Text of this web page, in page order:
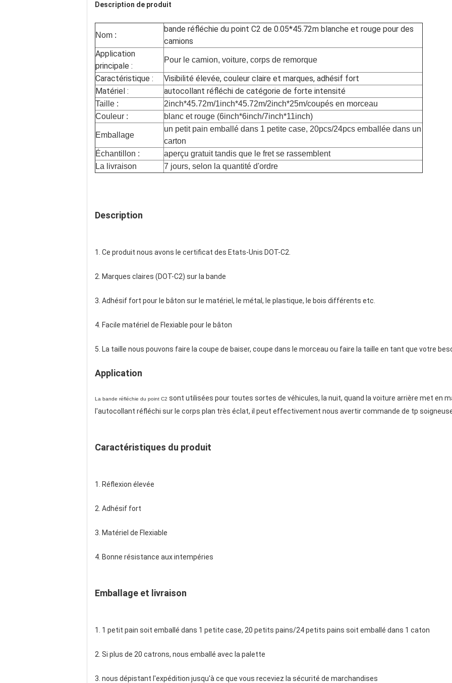
Description de produit
Nom :
bande réfléchie du point C2 de 0.05*45.72m blanche et rouge pour des
camions
Application
principale :
Pour le camion, voiture, corps de remorque
Caractéristique :
Visibilité élevée, couleur claire et marques, adhésif fort
Matériel :
autocollant réfléchi de catégorie de forte intensité
Taille :
2inch*45.72m/1inch*45.72m/2inch*25m/coupés en morceau
Couleur :
blanc et rouge (6inch*6inch/7inch*11inch)
Emballage
un petit pain emballé dans 1 petite case, 20pcs/24pcs emballée dans un
carton
Échantillon :
aperçu gratuit tandis que le fret se rassemblent
La livraison
7 jours, selon la quantité d'ordre
Description
1. Ce produit nous avons le certificat des Etats-Unis DOT-C2.
2. Marques claires (DOT-C2) sur la bande
3. Adhésif fort pour le bâton sur le matériel, le métal, le plastique, le bois différents etc.
4. Facile matériel de Flexiable pour le bâton
5. La taille nous pouvons faire la coupe de baiser, coupe dans le morceau ou faire la taille en tant que votre
Application
La bande réfléchie du point C2 sont utilisées pour toutes sortes de véhicules, la nuit, quand la voiture arrière met en
l'autocollant réfléchi sur le corps plan très éclat, il peut effectivement nous avertir commande de tp
Caractéristiques du produit
1. Réflexion élevée
2. Adhésif fort
3. Matériel de Flexiable
4. Bonne résistance aux intempéries
Emballage et livraison
1. 1 petit pain soit emballé dans 1 petite case, 20 petits pains/24 petits pains soit emballé dans 1 caton
2. Si plus de 20 catrons, nous emballé avec la palette
3. nous dépistant l'expédition jusqu'à ce que vous receviez la sécurité de marchandises